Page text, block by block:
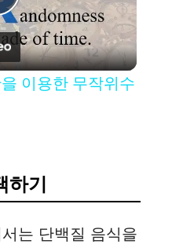
이용한 무작위수
기
는 단백질 음식을